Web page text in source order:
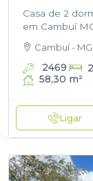
Casa de 2
em Cambuí
próxima ao
perfeita para
Cambuí - MG
2469 2
58,30 m²
Ligar